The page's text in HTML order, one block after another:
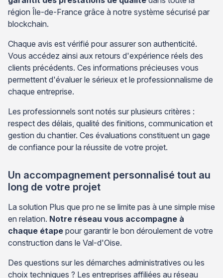
région Île-de-France grâce à notre système sécurisé par
blockchain.
Chaque avis est vérifié pour assurer son authenticité.
Vous accédez ainsi aux retours d'expérience réels des
clients précédents. Ces informations précieuses vous
permettent d'évaluer le sérieux et le professionnalisme de
chaque entreprise.
Les professionnels sont notés sur plusieurs critères :
respect des délais, qualité des finitions, communication et
gestion du chantier. Ces évaluations constituent un gage
de confiance pour la réussite de votre projet.
Un accompagnement personnalisé tout au
long de votre projet
La solution Plus que pro ne se limite pas à une simple mise
en relation. Notre réseau vous accompagne à
chaque étape pour garantir le bon déroulement de votre
construction dans le Val-d'Oise.
Des questions sur les démarches administratives ou les
choix techniques ? Les entreprises affiliées au réseau